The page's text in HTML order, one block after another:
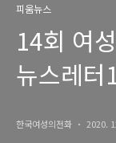
피움뉴스
14회 여
뉴스레터
한국여성의전화 2020.